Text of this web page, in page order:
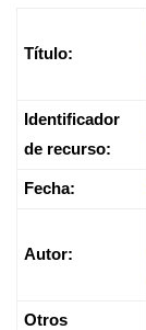
Título:
Identificador
de recurso:
Fecha:
Autor:
Otros